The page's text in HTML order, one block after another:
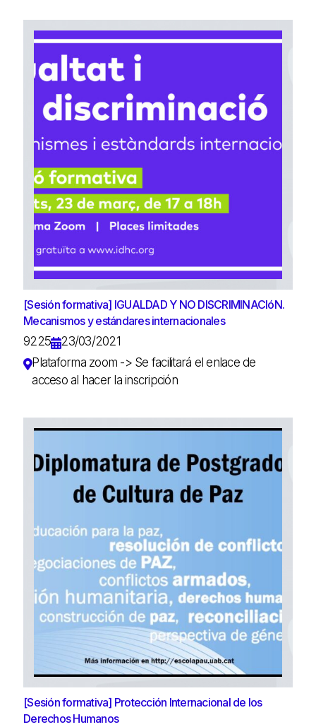
[Sesión formativa] IGUALDAD Y NO DISCRIMINACIóN.
Mecanismos y estándares internacionales
9225
23/03/2021
Plataforma zoom -> Se facilitará el enlace de
acceso al hacer la inscripción
[Sesión formativa] Protección Internacional de los
Derechos Humanos